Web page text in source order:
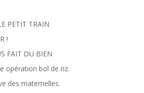
PETIT TRAIN
!
FAIT DU BIEN
opération bol de riz.
des maternelles.